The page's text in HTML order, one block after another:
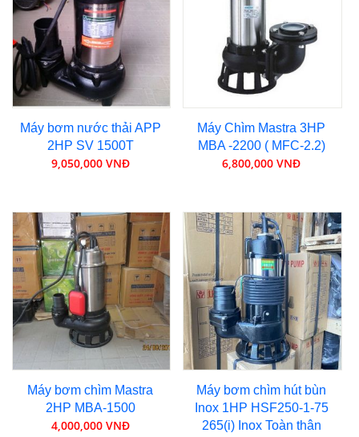
Máy bơm nước thải APP
2HP SV 1500T
9,050,000 VNĐ
Máy Chìm Mastra 3HP
MBA -2200 ( MFC-2.2)
6,800,000 VNĐ
Máy bơm chìm Mastra
2HP MBA-1500
4,000,000 VNĐ
Máy bơm chìm hút bùn
Inox 1HP HSF250-1-75
265(i) Inox Toàn thân